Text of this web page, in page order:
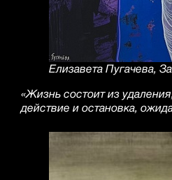
Елизавета Пугачева,
«Жизнь состоит из
действие и остановка,